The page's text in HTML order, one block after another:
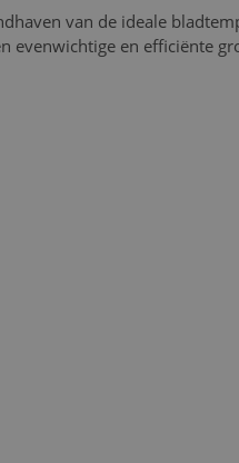
van de ideale
evenwichtige en efficiënte